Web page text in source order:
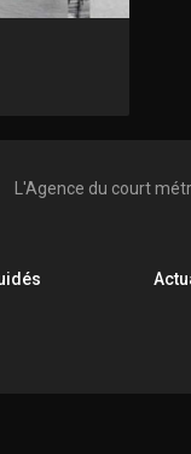
L'Agence du court